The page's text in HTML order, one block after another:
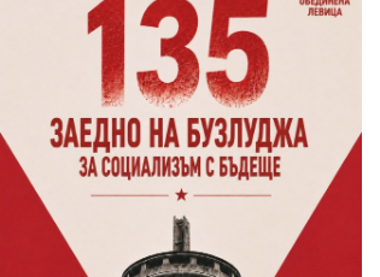
АВТОРИ
РЕДАКЦИЯ
РЕКЛАМА